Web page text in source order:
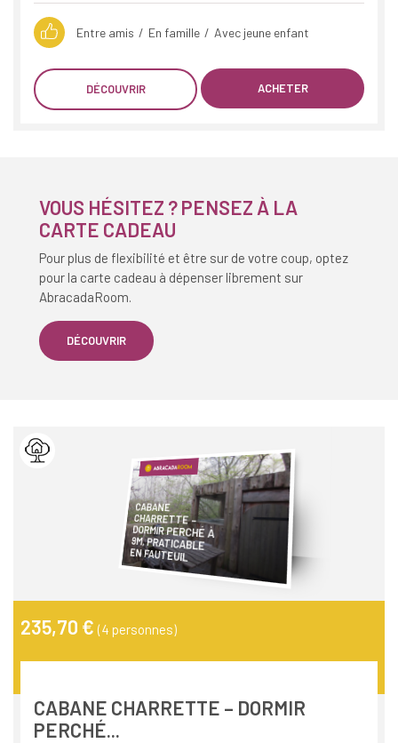
Entre amis En famille Avec jeune enfant
DÉCOUVRIR ACHETER
VOUS HÉSITEZ ? PENSEZ À LA
CARTE CADEAU
Pour plus de flexibilité et être sur de votre coup, optez
pour la carte cadeau à dépenser librement sur
AbracadaRoom.
DÉCOUVRIR
CABANE
CHARRETTE –
DORMIR PERCHÉ À
9M, PRATICABLE
EN FAUTEUIL
235,70 € (4 personnes)
CABANE CHARRETTE – DORMIR
PERCHÉ...